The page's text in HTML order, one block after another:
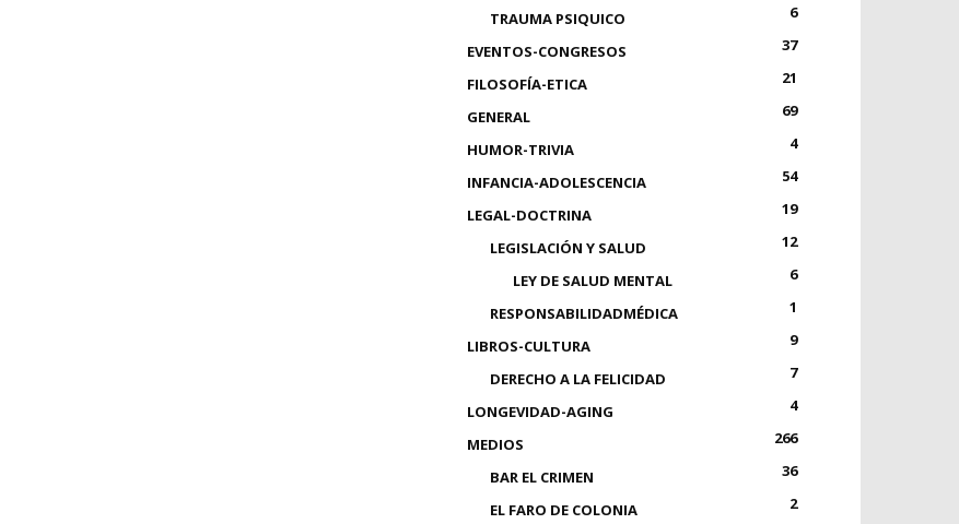
TRAUMA PSIQUICO
6
EVENTOS-CONGRESOS
37
FILOSOFÍA-ETICA
21
GENERAL
69
HUMOR-TRIVIA
4
INFANCIA-ADOLESCENCIA
54
LEGAL-DOCTRINA
19
LEGISLACIÓN Y SALUD
12
LEY DE SALUD MENTAL
6
RESPONSABILIDADMÉDICA
1
LIBROS-CULTURA
9
DERECHO A LA FELICIDAD
7
LONGEVIDAD-AGING
4
MEDIOS
266
BAR EL CRIMEN
36
EL FARO DE COLONIA
2